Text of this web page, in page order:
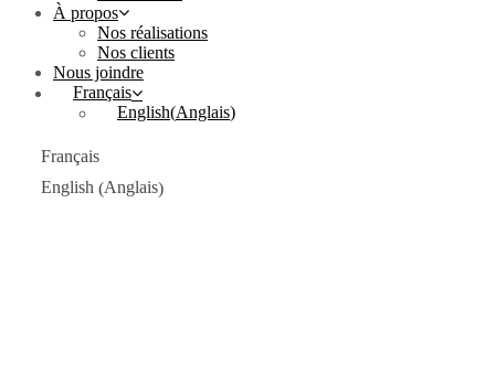
À propos
Nos réalisations
Nos clients
Nous joindre
Français
English(Anglais)
Français
English (Anglais)